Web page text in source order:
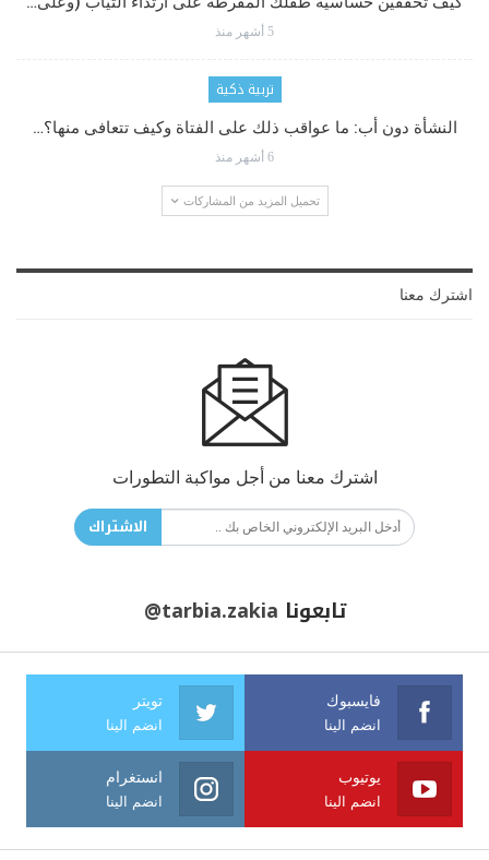
5 أشهر منذ
تربية ذكية
النشأة دون أب: ما عواقب ذلك على الفتاة وكيف تتعافى منها؟…
6 أشهر منذ
تحميل المزيد من المشاركات
اشترك معنا
اشترك معنا من أجل مواكبة التطورات
الاشتراك
تابعونا @tarbia.zakia
فايسبوك
انضم الينا
تويتر
انضم الينا
يوتيوب
انضم الينا
انستغرام
انضم الينا